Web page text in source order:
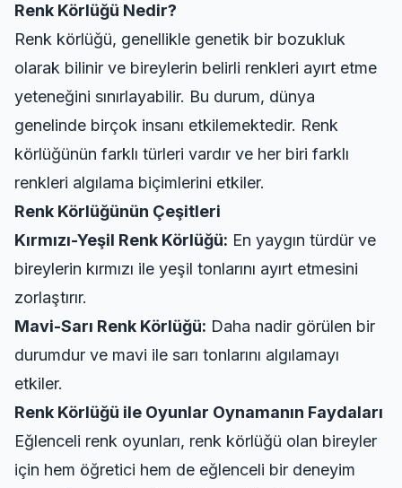
Renk Körlüğü Nedir?
Renk körlüğü, genellikle genetik bir bozukluk
olarak bilinir ve bireylerin belirli renkleri ayırt etme
yeteneğini sınırlayabilir. Bu durum, dünya
genelinde birçok insanı etkilemektedir. Renk
körlüğünün farklı türleri vardır ve her biri farklı
renkleri algılama biçimlerini etkiler.
Renk Körlüğünün Çeşitleri
Kırmızı-Yeşil Renk Körlüğü: En yaygın türdür ve
bireylerin kırmızı ile yeşil tonlarını ayırt etmesini
zorlaştırır.
Mavi-Sarı Renk Körlüğü: Daha nadir görülen bir
durumdur ve mavi ile sarı tonlarını algılamayı
etkiler.
Renk Körlüğü ile Oyunlar Oynamanın Faydaları
Eğlenceli renk oyunları, renk körlüğü olan bireyler
için hem öğretici hem de eğlenceli bir deneyim